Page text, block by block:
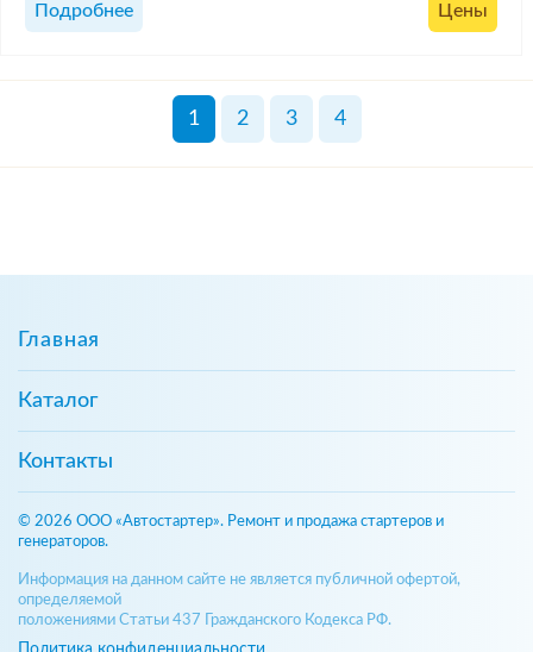
Подробнее Цены
1 2 3 4
Главная
Каталог
Контакты
© 2026 ООО «Автостартер». Ремонт и продажа стартеров и
генераторов.
Информация на данном сайте не является публичной офертой,
определяемой
положениями Статьи 437 Гражданского Кодекса РФ.